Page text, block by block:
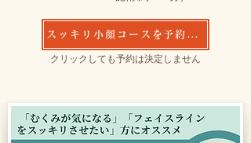
スッキリ小顔コースを予約する
​クリックしても予約は決定しません